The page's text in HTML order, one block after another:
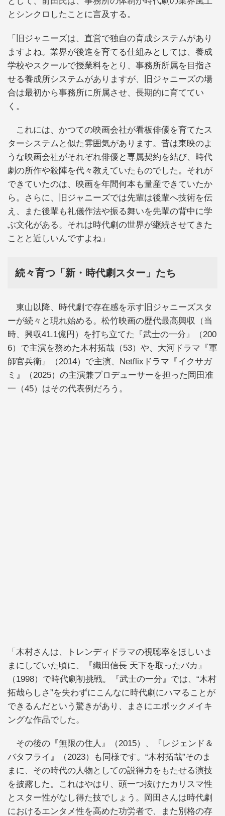
とシンクロしたことに言及する。
「旧ジャニーズは、直営で独自の育成システムがあり
ますよね。業界が後進を育てる仕組みとしては、養成
学校やスクールで授業料をとり、事務所所属を目指さ
せる養成所システムがありますが、旧ジャニーズの場
合は最初から事務所に所属させ、長期的に育ててい
く。
これには、かつての映画会社が看板俳優を育てたス
ターシステムと似た雰囲気があります。昔は東映のよ
うな映画会社がそれぞれ俳優と専属契約を結び、時代
劇の所作や殺陣を代々教えていたものでした。それが
できていたのは、映画を年間何本も量産できていたか
ら。さらに、旧ジャニーズでは先輩は後輩へ技術を伝
え、また後輩も礼儀作法や振る舞いを先輩の背中に学
ぶ文化がある。それは時代劇の世界が継続させてきた
ことと近しいんですよね」
続々育つ「新・時代劇スター」たち
東山以降、時代劇で存在感を示す旧ジャニーズスタ
ーが続々と現れ始める。松竹映画の歴代最高興収（当
時、興収41.1億円）を打ち立てた『武士の一分』（200
6）で主演を務めた木村拓哉（53）や、大河ドラマ『軍
師官兵衛』（2014）で主演、Netflixドラマ『イクサガ
ミ』（2025）の主演兼プロデューサーを担った岡田准
一（45）はその代表例だろう。
「木村さんは、トレンディドラマの視聴率をほしいま
まにしていた頃に、『織田信長 天下を取ったバカ』
（1998）で時代劇初挑戦。『武士の一分』では、“木村
拓哉らしさ”を失わずにこんなに時代劇にハマることが
できるんだという驚きがあり、まさにエポックメイキ
ングな作品でした。
その後の『無限の住人』（2015）、『レジェンド＆
バタフライ』（2023）も同様です。“木村拓哉”そのま
まに、その時代の人物としての説得力をもたせる演技
を披露した。これはやはり、頭一つ抜けたカリスマ性
とスター性がなし得た技でしょう。岡田さんは時代劇
におけるエンタメ性を高めた功労者で、また別格の存